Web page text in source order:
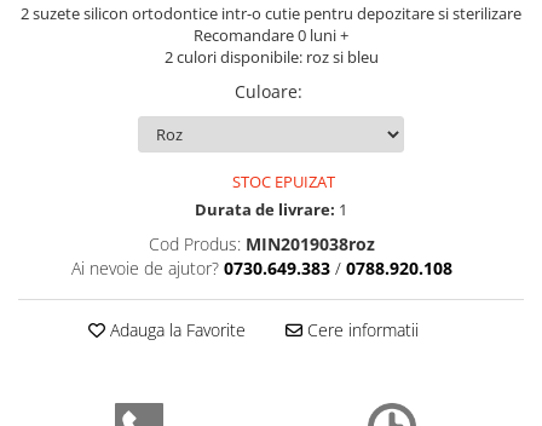
2 suzete silicon ortodontice intr-o cutie pentru depozitare si sterilizare
Recomandare 0 luni +
2 culori disponibile: roz si bleu
Culoare:
STOC EPUIZAT
Durata de livrare: 1
Cod Produs: MIN2019038roz
Ai nevoie de ajutor? 0730.649.383 / 0788.920.108
Adauga la Favorite Cere informatii